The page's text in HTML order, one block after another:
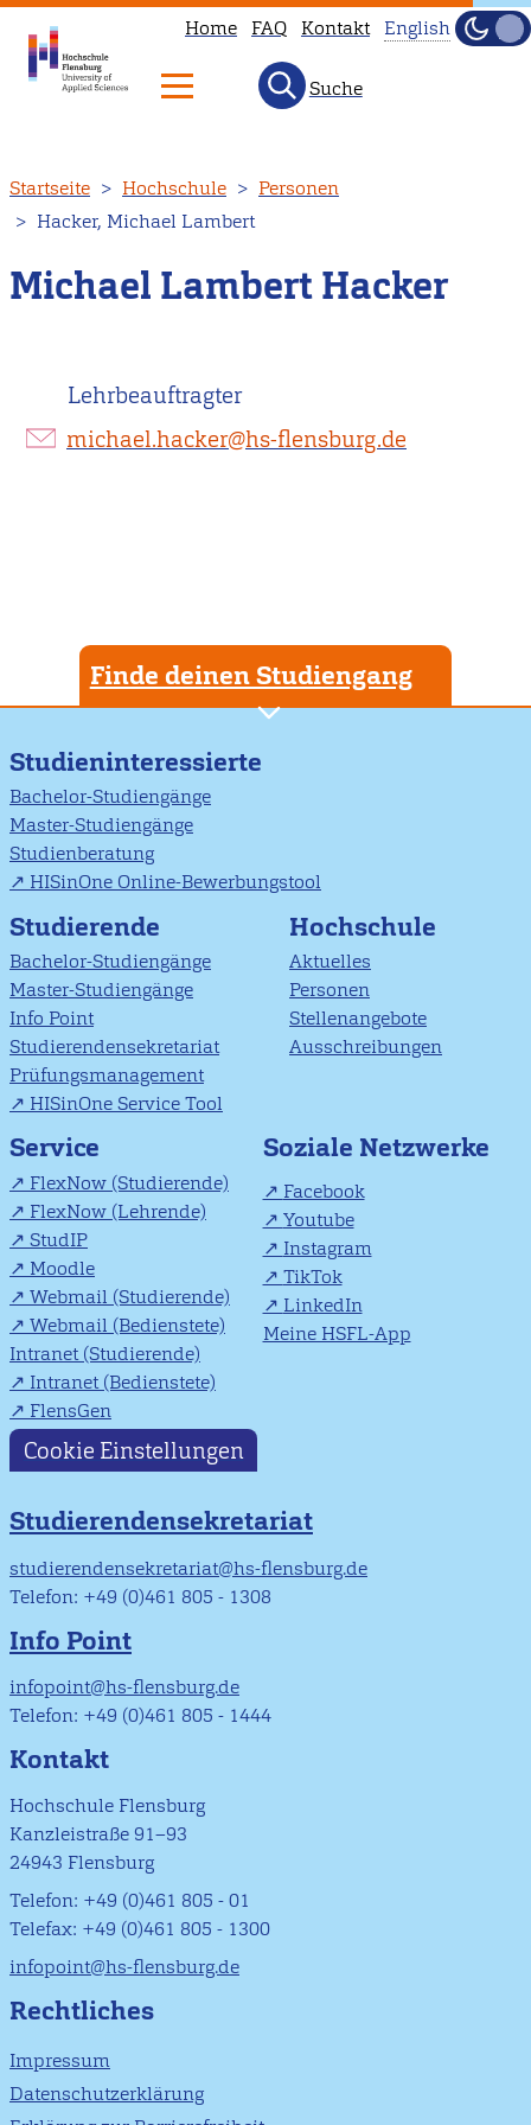
zum
Inhalt
Home FAQ Kontakt
English.
English
Hell
Suche
Startseite Hochschule
Personen
Hacker, Michael Lambert
Michael Lambert Hacker
Lehrbeauftragter
michael.hacker@hs-flensburg.de
Finde deinen Studiengang
Studieninteressierte
Bachelor-Studiengänge
Master-Studiengänge
Studienberatung
HISinOne Online-Bewerbungstool
Studierende
Bachelor-Studiengänge
Master-Studiengänge
Info Point
Studierendensekretariat
Prüfungsmanagement
HISinOne Service Tool
Hochschule
Aktuelles
Personen
Stellenangebote
Ausschreibungen
Service
FlexNow (Studierende)
FlexNow (Lehrende)
StudIP
Moodle
Webmail (Studierende)
Webmail (Bedienstete)
Intranet (Studierende)
Intranet (Bedienstete)
FlensGen
Soziale Netzwerke
Facebook
Youtube
Instagram
TikTok
LinkedIn
Meine HSFL-App
Cookie Einstellungen
Studierendensekretariat
studierendensekretariat@hs-flensburg.de
Telefon: +49 (0)461 805 - 1308
Info Point
infopoint@hs-flensburg.de
Telefon: +49 (0)461 805 - 1444
Kontakt
Hochschule Flensburg
Kanzleistraße 91–93
24943 Flensburg
Telefon: +49 (0)461 805 - 01
Telefax: +49 (0)461 805 - 1300
infopoint@hs-flensburg.de
Rechtliches
Impressum
Datenschutzerklärung